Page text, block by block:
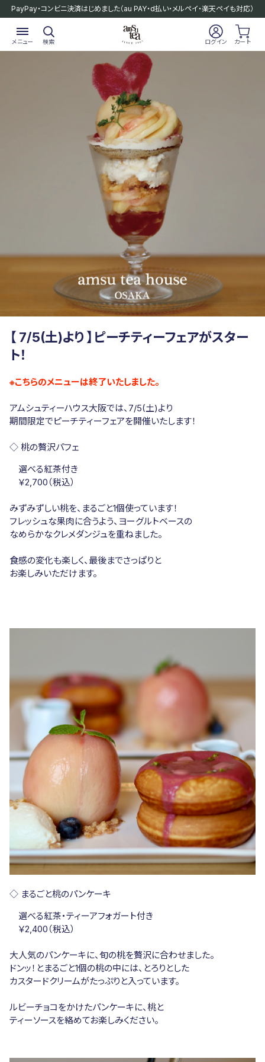
PayPay・コンビニ決済はじめました（au PAY・d払い・メルペイ・楽天ペイも対応）
メニュー 検索 ログイン カート
【 7/5(土)より 】ピーチティーフェアがスター
ト！
※こちらのメニューは終了いたしました。
アムシュティーハウス大阪では、 7/5(土)より
期間限定でピーチティーフェアを開催いたします！
◇ 桃の贅沢パフェ
選べる紅茶付き
￥2,700（税込）
みずみずしい桃を、まるごと1個使っています！
フレッシュな果肉に合うよう、ヨーグルトベースの
なめらかなクレメダンジュを重ねました。
食感の変化も楽しく、最後までさっぱりと
お楽しみいただけます。
◇ まるごと桃のパンケーキ
選べる紅茶・ティーアフォガート付き
￥2,400（税込）
大人気のパンケーキに、旬の桃を贅沢に合わせました。
ドンッ！とまるごと1個の桃の中には、とろりとした
カスタードクリームがたっぷりと入っています。
ルビーチョコをかけたパンケーキに、桃と
ティーソースを絡めてお楽しみください。